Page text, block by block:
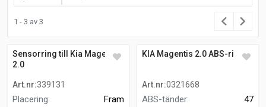
1 - 3 av 3
Sensorring till Kia Magentis
2.0
Art.nr:339131
Placering:
Fram
KIA Magentis 2.0 ABS-ring
Art.nr:0321668
ABS-tänder:
47